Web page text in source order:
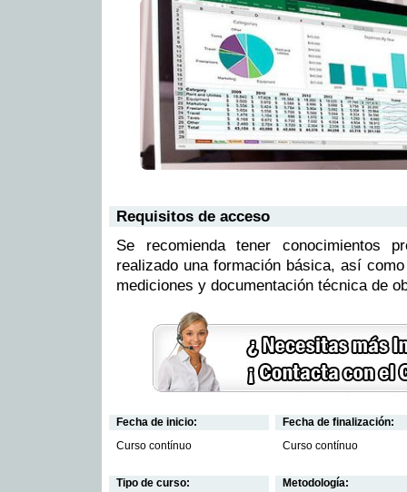
Requisitos de acceso
Se recomienda tener conocimientos
realizado una formación básica, así
mediciones y documentación técnica de
Fecha de inicio:
Curso contínuo
Fecha de finalización:
Curso contínuo
Tipo de curso:
Metodología: